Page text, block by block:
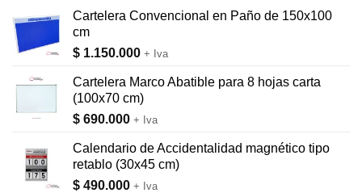
Cartelera Convencional en Paño de 150x100
cm
$ 1.150.000 + Iva
Cartelera Marco Abatible para 8 hojas carta
(100x70 cm)
$ 690.000 + Iva
Calendario de Accidentalidad magnético tipo
retablo (30x45 cm)
$ 490.000 + Iva